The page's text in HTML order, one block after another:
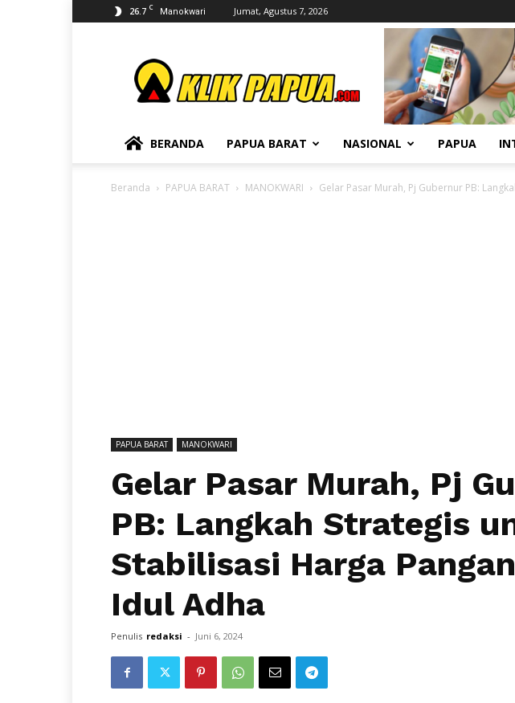
26.7 C Manokwari Jumat, Agustus 7, 2026
BERANDA PAPUA BARAT NASIONAL PAPUA
Beranda PAPUA BARAT MANOKWARI Gelar Pasar Murah, Pj Gubernur PB:
PAPUA BARAT MANOKWARI
Gelar Pasar Murah, Pj
PB: Langkah Strategis
Stabilisasi Harga
Idul Adha
Penulis redaksi - Juni 6, 2024